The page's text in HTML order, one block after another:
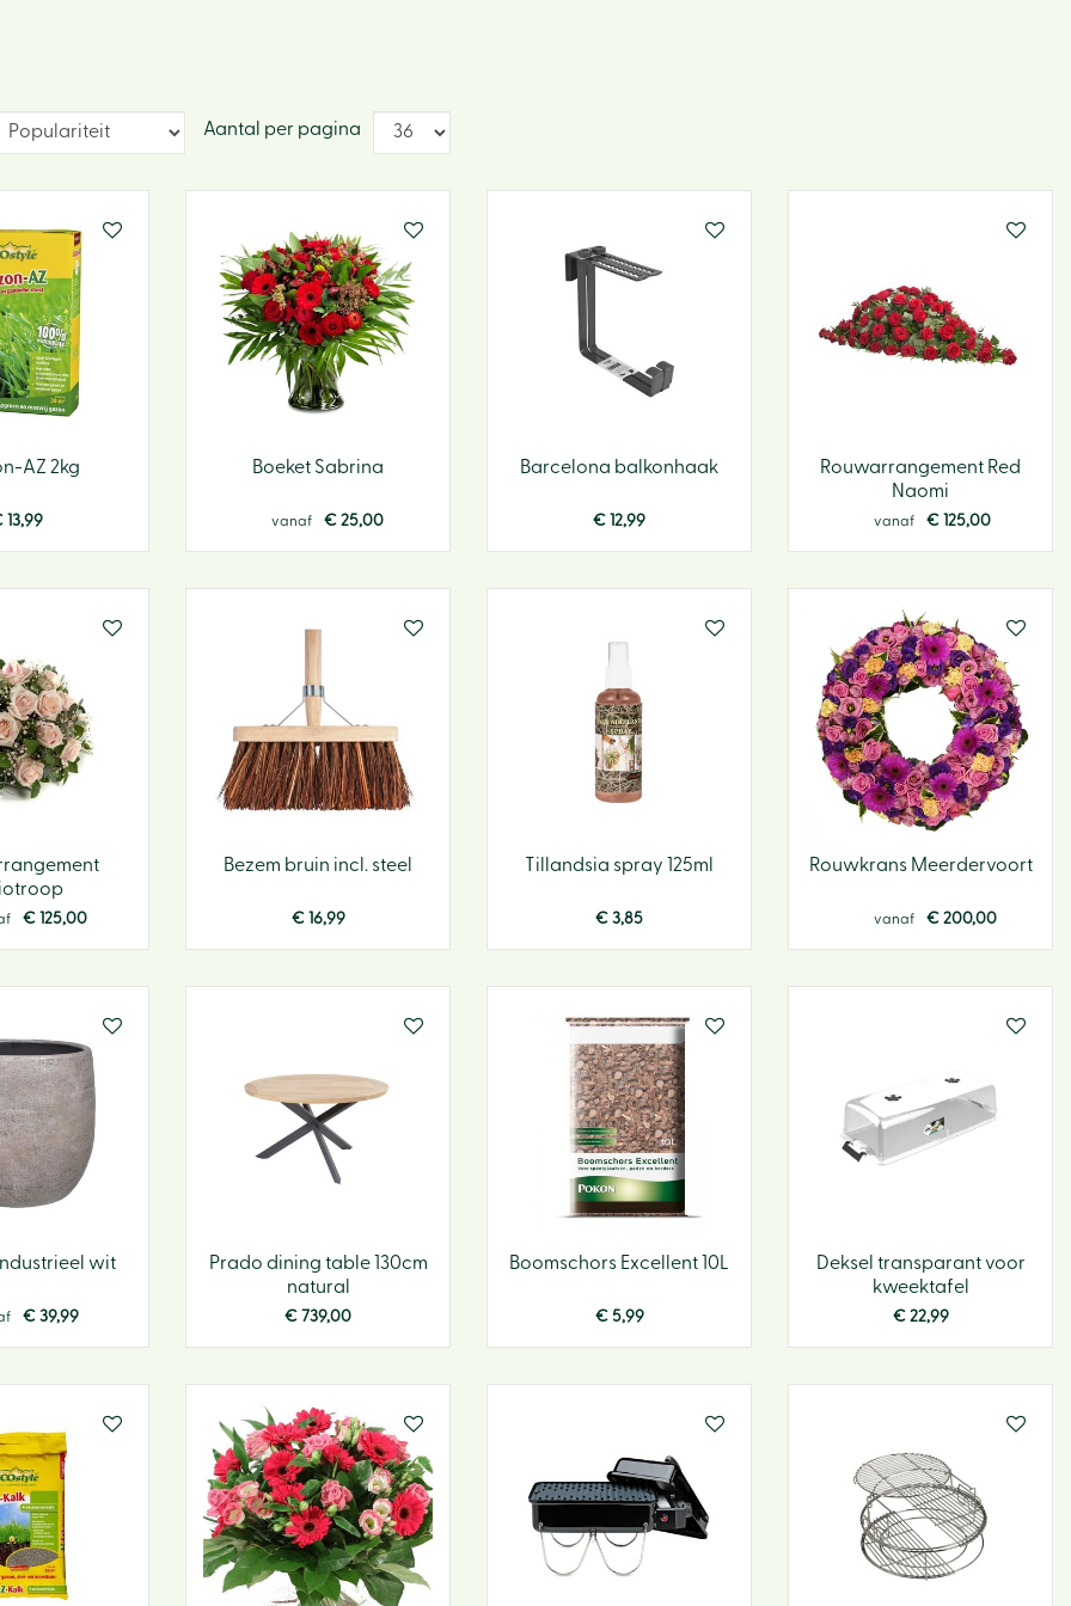
Aantal per pagina
AZ 2kg
13,99
Boeket Sabrina
vanaf € 25,00
Barcelona balkonhaak
€ 12,99
Rouwarrangement Red
Naomi
vanaf € 125,00
€ 125,00
Bezem bruin incl. steel
€ 16,99
Tillandsia spray 125ml
€ 3,85
Rouwkrans Meerdervoort
vanaf € 200,00
wit
€ 39,99
Prado dining table 130cm
natural
€ 739,00
Boomschors Excellent 10L
€ 5,99
Deksel transparant voor
kweektafel
€ 22,99